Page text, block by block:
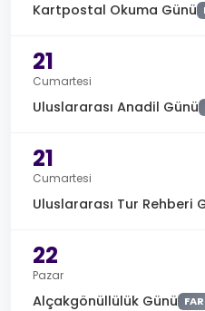
Kartpostal Okuma Günü
21
Cumartesi
Uluslararası Anadil Günü
21
Cumartesi
Uluslararası Tur Rehberi
22
Pazar
Alçakgönüllülük Günü